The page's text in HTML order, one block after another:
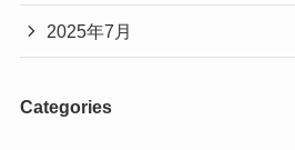
2025年7月
Categories